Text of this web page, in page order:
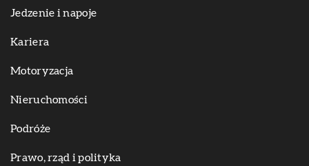
Jedzenie i napoje
Kariera
Motoryzacja
Nieruchomości
Podróże
Prawo, rząd i polityka